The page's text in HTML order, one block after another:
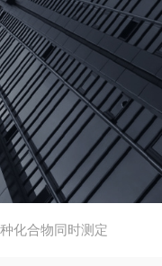
化合物同时测定